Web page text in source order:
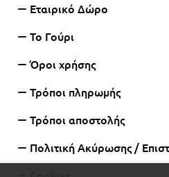
Εταιρικό Δώρο
Το Γούρι
Όροι χρήσης
Τρόποι πληρωμής
Τρόποι αποστολής
Πολιτική Ακύρωσης /